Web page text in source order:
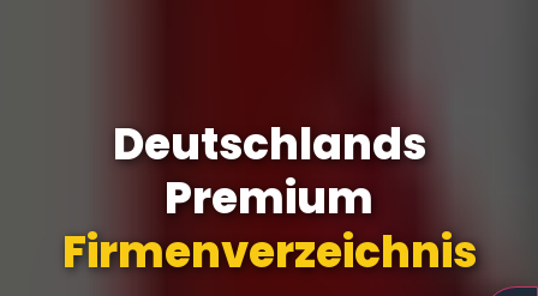
Deutschlands
Premium
Firmenverzeichnis